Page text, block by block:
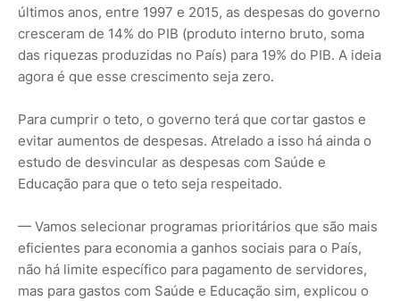
últimos anos, entre 1997 e 2015, as despesas do governo
cresceram de 14% do PIB (produto interno bruto, soma
das riquezas produzidas no País) para 19% do PIB. A ideia
agora é que esse crescimento seja zero.
Para cumprir o teto, o governo terá que cortar gastos e
evitar aumentos de despesas. Atrelado a isso há ainda o
estudo de desvincular as despesas com Saúde e
Educação para que o teto seja respeitado.
— Vamos selecionar programas prioritários que são mais
eficientes para economia a ganhos sociais para o País,
não há limite específico para pagamento de servidores,
mas para gastos com Saúde e Educação sim, explicou o